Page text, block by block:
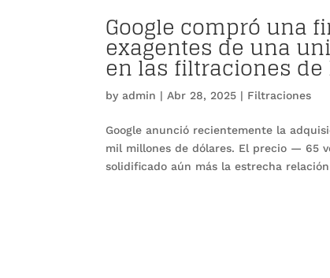
Google compró una
exagentes de una
en las filtraciones de
byadmin |Abr 28, 2025 | Filtraciones
Google anunció recientemente la
mil millones de dólares. El precio — 65
solidificado aún más la estrecha